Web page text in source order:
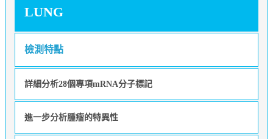
LUNG
檢測特點
詳細分析28個專項mRNA分子標記
進一步分析腫瘤的特異性